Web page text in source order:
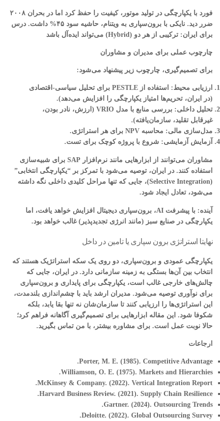
فورد با یکپارچگی در تولید موتور، کیفیت را حفظ کرد اما در بحران ۲۰۰۸
ضرر دید. نایکی با برون‌سپاری به ویتنام، حاشیه سود ۴۵% داشت. درس
برای ایران: ترکیبی از هر دو (Hybrid) می‌تواند ایده‌آل باشد
چارچوب عملی برای مدیران و مشاوران
برای تصمیم‌گیری، چارچوب زیر پیشنهاد می‌شود:
ارزیابی محیط
: استفاده از PESTLE برای تحلیل سیاسی-اقتصادی
(در ایران، تحریم‌ها امتیاز یکپارچگی را افزایش می‌دهد).
تحلیل داخلی
: بررسی منابع با مدل VRIO (ارزش، نادر بودن،
غیرقابل تقلید، سازمان‌یافته).
مدل‌سازی مالی: محاسبه NPV برای هر استراتژی.
آزمایش آزمایشی: شروع با پروژه کوچک برای تست.
مشاوران می‌توانند از ابزارهایی مانند نرم‌افزار SAP برای شبیه‌سازی
استفاده کنند. در ایران، توصیه می‌شود با تمرکز بر “یکپارچگی انتخابی”
(Selective Integration)، جایی که تنها مراحل کلیدی داخلی نگه داشته
می‌شود، تعادل ایجاد شود.
آینده: با پیشرفت AI، برون‌سپاری دیجیتال افزایش خواهد یافت، اما
یکپارچگی در صنایع سبز (مانند انرژی تجدیدپذیر) غالب خواهد بود.
نهایتا استراتژی برون سپاری یا تامین در داخل
یکپارچگی عمودی و برون‌سپاری، دو روی یک سکه استراتژیک هستند که
انتخاب بین آن‌ها بستگی به زمینه سازمانی دارد. در ایران، جایی که
چالش‌های خارجی غالب است، یکپارچگی برای پایداری و برون‌سپاری
برای نوآوری توصیه می‌شود. مدیران ارشد باید با چشم‌اندازی بلندمدت،
این استراتژی‌ها را ارزیابی کنند تا سازمان‌شان نه تنها بقا یابد، بلکه
شکوفا شود. این مقاله ابزارهایی برای تصمیم‌گیری آگاهانه فراهم کرد؛
حالا نوبت عمل است. برای مشاوره بیشتر، با من تماس بگیرید.
ارجاعات
Porter, M. E. (1985). Competitive Advantage.
Williamson, O. E. (1975). Markets and Hierarchies.
McKinsey & Company. (2022). Vertical Integration Report.
Harvard Business Review. (2021). Supply Chain Resilience.
Gartner. (2024). Outsourcing Trends.
Deloitte. (2022). Global Outsourcing Survey.